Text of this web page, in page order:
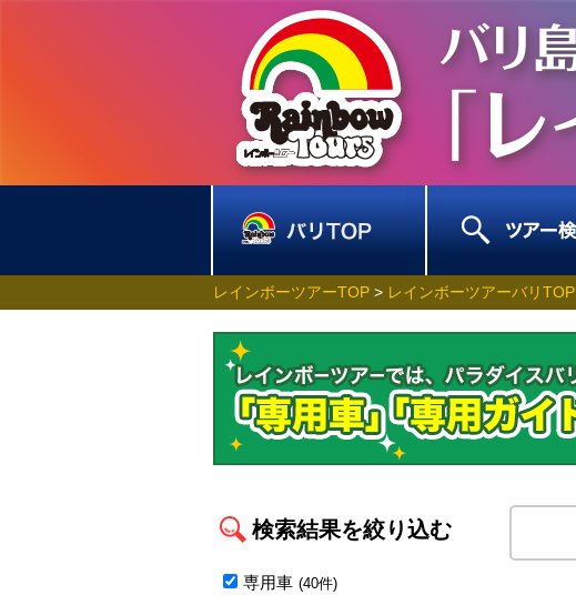
レインボーツアーTOP > レインボーツアーバリTOP
検索結果を絞り込む
専用車 (40件)